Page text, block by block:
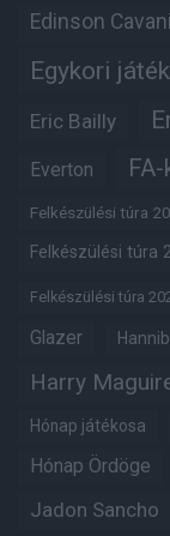
Edinson Cavani
Egykori
Eric Bailly
Everton
Felkészülési túra
Felkészülési túra
Felkészülési túra
Glazer
Harry
Hónap játékosa
Hónap Ördöge
Jadon Sancho